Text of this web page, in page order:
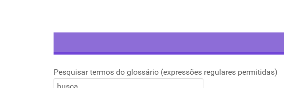
Pesquisar termos do glossário (expressões regulares permitidas)